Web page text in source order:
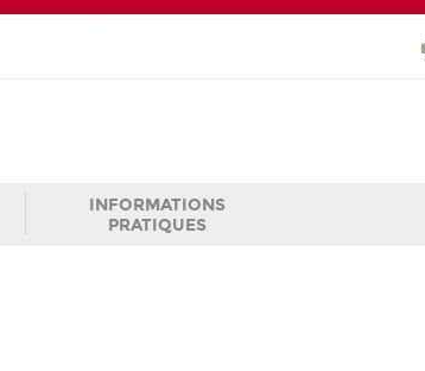
INFORMATIONS
PRATIQUES